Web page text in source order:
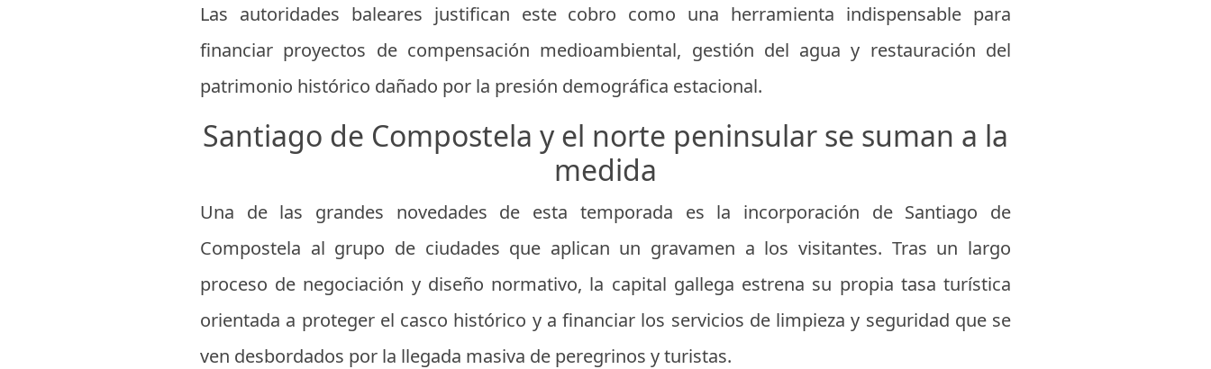
Las autoridades baleares justifican este cobro como una herramienta indispensable para
financiar proyectos de compensación medioambiental, gestión del agua y restauración del
patrimonio histórico dañado por la presión demográfica estacional.
Santiago de Compostela y el norte peninsular se suman a la
medida
Una de las grandes novedades de esta temporada es la incorporación de Santiago de
Compostela al grupo de ciudades que aplican un gravamen a los visitantes. Tras un largo
proceso de negociación y diseño normativo, la capital gallega estrena su propia tasa turística
orientada a proteger el casco histórico y a financiar los servicios de limpieza y seguridad que se
ven desbordados por la llegada masiva de peregrinos y turistas.